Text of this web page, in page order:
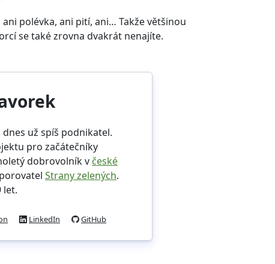
polévka, ani pití, ani… Takže většinou
se také zrovna dvakrát nenajíte.
už spíš podnikatel.
pro začátečníky
dobrovolník v české
Strany zelených.
let.
LinkedIn GitHub